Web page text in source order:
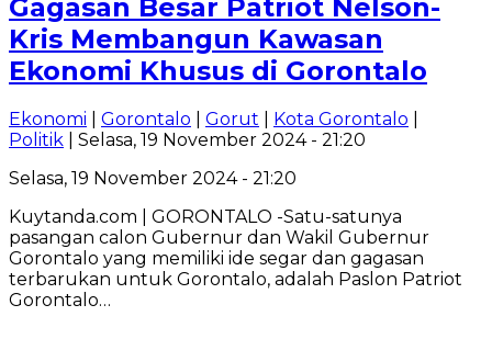
Gagasan Besar Patriot Nelson-
Kris Membangun Kawasan
Ekonomi Khusus di Gorontalo
Ekonomi Gorontalo Gorut Kota Gorontalo
Politik | Selasa, 19 November 2024 - 21:20
Selasa, 19 November 2024 - 21:20
Kuytanda.com | GORONTALO -Satu-satunya
pasangan calon Gubernur dan Wakil Gubernur
Gorontalo yang memiliki ide segar dan gagasan
terbarukan untuk Gorontalo, adalah Paslon Patriot
Gorontalo…